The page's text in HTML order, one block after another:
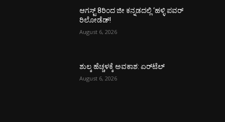
ಆಗಸ್ಟ್ 8ರಿಂದ ಜೀ ಕನ್ನಡದಲ್ಲಿ ‘ಹಳ್ಳಿ ಪವರ್
ರಿಲೋಡೆಡ್!
August 6, 2026
ಶುಲ್ಕ ಹೆಚ್ಚಳಕ್ಕೆ ಅವಕಾಶ: ಏರ್‌ಟೆಲ್
August 6, 2026